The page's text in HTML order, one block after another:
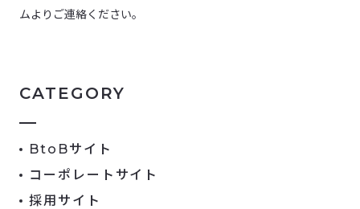
ムよりご連絡ください。
CATEGORY
BtoBサイト
コーポレートサイト
採用サイト